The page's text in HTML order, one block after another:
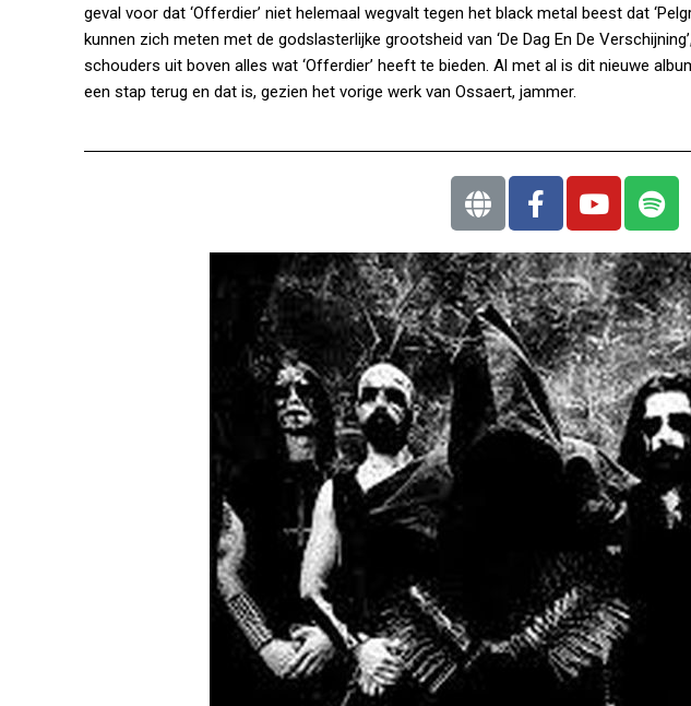
geval voor dat ‘Offerdier’ niet helemaal wegvalt tegen het black metal beest dat
kunnen zich meten met de godslasterlijke grootsheid van ‘De Dag En De
schouders uit boven alles wat ‘Offerdier’ heeft te bieden. Al met al is dit nieuwe
een stap terug en dat is, gezien het vorige werk van Ossaert, jammer.